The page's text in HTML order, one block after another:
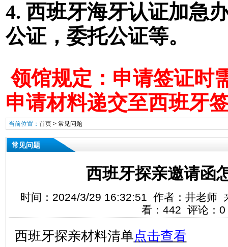
4. 西班牙海牙认证加急
公证，委托公证等。
领馆规定：申请签证时
申请材料递交至西班牙
当前位置： 首页> 常见问题
常见问题
西班牙探亲邀请函
时间：2024/3/29 16:32:51 作者：井老师
看：442 评论：0
西班牙探亲材料清单点击查看